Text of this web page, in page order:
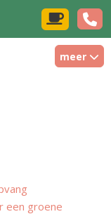
meer
een groene